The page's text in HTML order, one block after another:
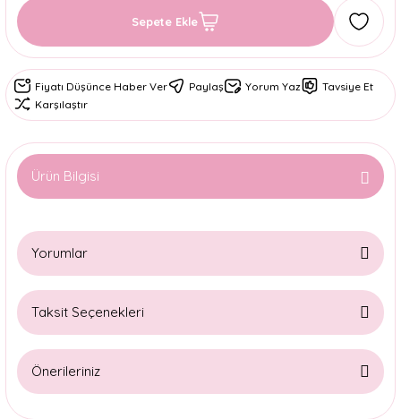
Sepete Ekle
Fiyatı Düşünce Haber Ver Paylaş Yorum Yaz
Tavsiye Et
Karşılaştır
Ürün Bilgisi
Yorumlar
Taksit Seçenekleri
Önerileriniz